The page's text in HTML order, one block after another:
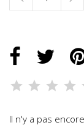
Il n'y a pas